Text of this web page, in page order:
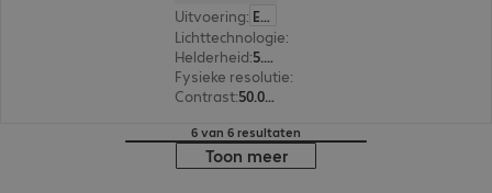
Uitvoering: Europa
Lichttechnologie:
Helderheid:
5.000 ANSI-lumen
Fysieke resolutie:
Contrast: 50.000:1
6 van 6 resultaten
Toon meer